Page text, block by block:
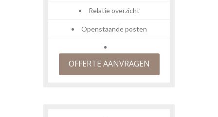
Relatie overzicht
Openstaande posten
OFFERTE AANVRAGEN